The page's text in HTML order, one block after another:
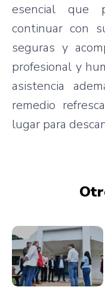
esencial que
continuar con
seguras y
profesional y
asistencia
remedio
lugar para